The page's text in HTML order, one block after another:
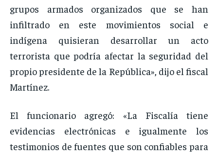
grupos armados organizados que se han
infiltrado en este movimientos social e
indígena quisieran desarrollar un acto
terrorista que podría afectar la seguridad del
propio presidente de la República», dijo el fiscal
Martínez.
El funcionario agregó: «La Fiscalía tiene
evidencias electrónicas e igualmente los
testimonios de fuentes que son confiables para